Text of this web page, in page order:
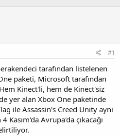
#1
tarafından listelenen
paketi, Microsoft tarafından
Kinect'li, hem de Kinect'siz
yer alan Xbox One paketinde
ile Assassin's Creed Unity aynı
Kasım'da Avrupa'da çıkacağı